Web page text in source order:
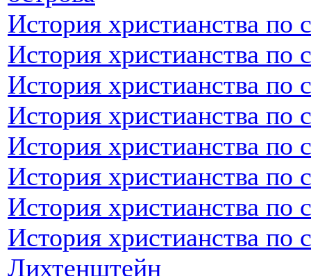
История христианства по
История христианства по
История христианства по
История христианства по
История христианства по
История христианства по
История христианства по
История христианства по
Лихтенштейн